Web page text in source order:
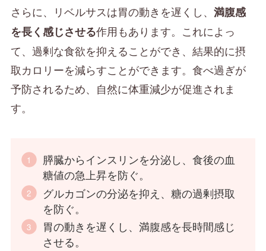
さらに、リベルサスは胃の動きを遅くし、 満腹感
を長く感じさせる作用もあります。これによっ
て、過剰な食欲を抑えることができ、結果的に摂
取カロリーを減らすことができます。食べ過ぎが
予防されるため、自然に体重減少が促進されま
す。
膵臓からインスリンを分泌し、食後の血
糖値の急上昇を防ぐ。
グルカゴンの分泌を抑え、糖の過剰摂取
を防ぐ。
胃の動きを遅くし、満腹感を長時間感じ
させる。